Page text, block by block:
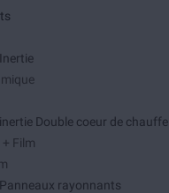
Double coeur de chauffe
Film
rayonnants